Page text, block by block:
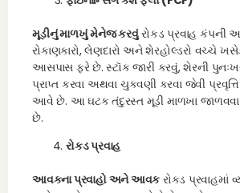
મૂડીનું માળખું મેનેજ કરવુંરોકડ પ્રવાહ કંપની
રોકાણકારો, લેણદારો અને શેરહોલ્ડરો વચ્ચે
આસપાસ ફરે છે. સ્ટૉક જારી કરવું, શેરની
પ્રાપ્ત કરવા અથવા ચુકવણી કરવા જેવી
આવે છે. આ ઘટક તંદુરસ્ત મૂડી માળખા જાળવવા
છે.
રોકડ પ્રવાહ
આવકના પ્રવાહો અને આવક રોકડ પ્રવાહમાં